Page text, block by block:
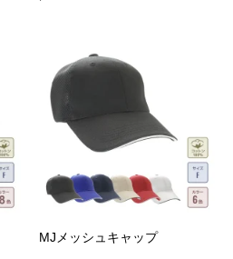
MJメッシュキャップ